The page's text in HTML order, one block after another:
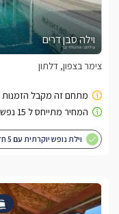
וילה סבן דרים
צימר בצפון, דלתון
וילת נופש יוקרתית עם 5 חדרי שינה